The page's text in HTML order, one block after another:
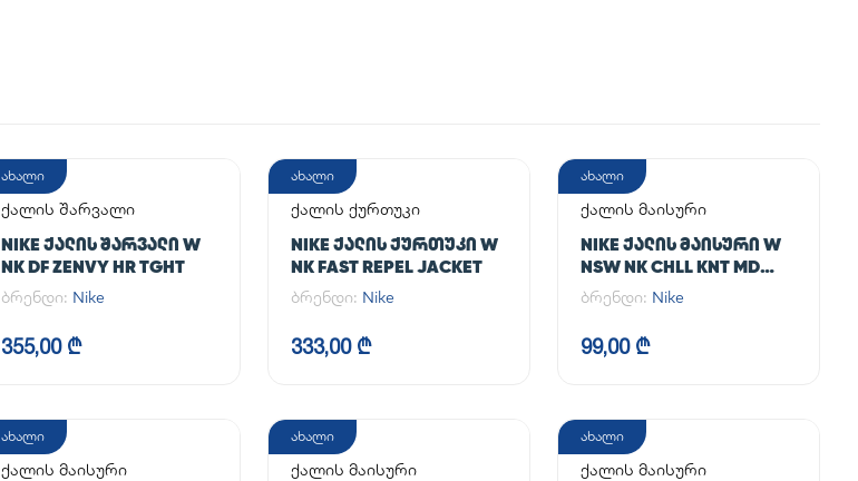
ახალი
ქალის შარვალი
NIKE ᲥᲐᲚᲘᲡ ᲨᲐᲠᲕᲐᲚᲘ W
NK DF ZENVY HR TGHT
ბრენდი: Nike
355,00 ₾
ახალი
ქალის ქურთუკი
NIKE ᲥᲐᲚᲘᲡ ᲥᲣᲠᲗᲣᲙᲘ W
NK FAST REPEL JACKET
ბრენდი: Nike
333,00 ₾
ახალი
ქალის მაისური
NIKE ᲥᲐᲚᲘᲡ ᲛᲐᲘᲡᲣᲠᲘ W
NSW NK CHLL KNT MD
CRP
ბრენდი: Nike
99,00 ₾
ახალი
ქალის მაისური
ახალი
ქალის მაისური
ახალი
ქალის მაისური